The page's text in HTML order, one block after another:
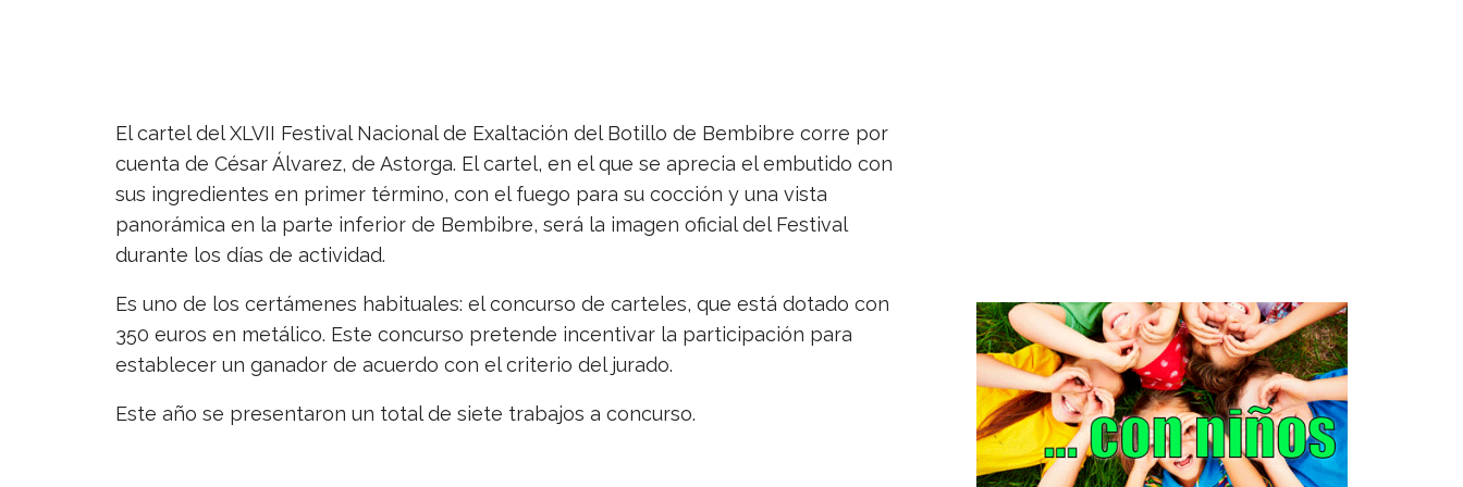
El cartel del XLVII Festival Nacional de Exaltación del Botillo de Bembibre corre por
cuenta de César Álvarez, de Astorga. El cartel, en el que se aprecia el embutido con
sus ingredientes en primer término, con el fuego para su cocción y una vista
panorámica en la parte inferior de Bembibre, será la imagen oficial del Festival
durante los días de actividad.
Es uno de los certámenes habituales: el concurso de carteles, que está dotado con
350 euros en metálico. Este concurso pretende incentivar la participación para
establecer un ganador de acuerdo con el criterio del jurado.
Este año se presentaron un total de siete trabajos a concurso.